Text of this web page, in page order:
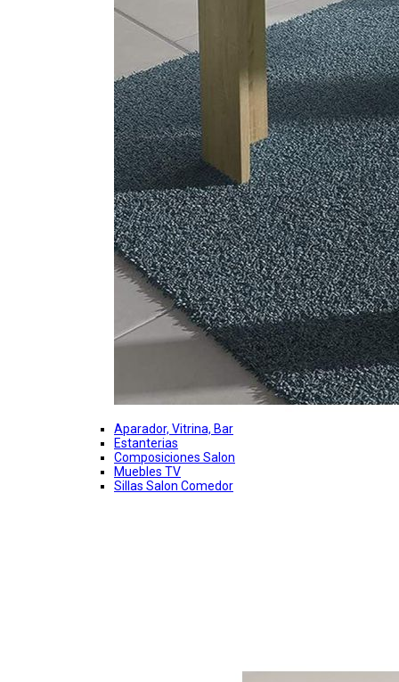
Aparador, Vitrina, Bar
Estanterias
Composiciones Salon
Muebles TV
Sillas Salon Comedor